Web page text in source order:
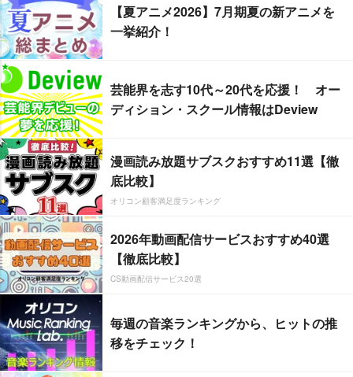
【夏アニメ2026】7月期夏の新アニメを
一挙紹介！
芸能界を志す10代～20代を応援！ オー
ディション・スクール情報はDeview
漫画読み放題サブスクおすすめ11選【徹
底比較】
オリコン顧客満足度ランキング
2026年動画配信サービスおすすめ40選
【徹底比較】
CS動画配信サービス20選
毎週の音楽ランキングから、ヒットの推
移をチェック！